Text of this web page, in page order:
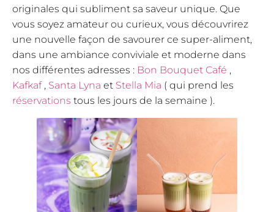
originales qui subliment sa saveur unique. Que
vous soyez amateur ou curieux, vous découvrirez
une nouvelle façon de savourer ce super-aliment,
dans une ambiance conviviale et moderne dans
nos différentes adresses : Bon Bouquet Café ,
Kafkaf , Santa Lyna et Stella Mia ( qui prend les
réservations tous les jours de la semaine ).